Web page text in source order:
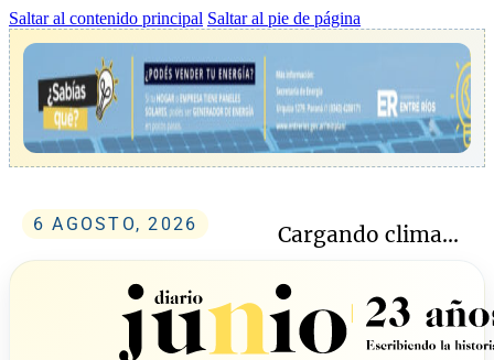
Saltar al contenido principal Saltar al pie de página
6 AGOSTO, 2026 Cargando clima...